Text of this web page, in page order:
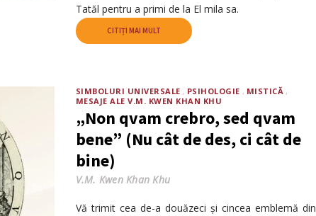
Tatăl pentru a primi de la El mila sa.
CITIȚI MAI MULT
SIMBOLURI UNIVERSALE PSIHOLOGIE
MISTICĂ
MESAJE ALE V.M. KWEN KHAN KHU
„Non qvam crebro, sed qvam
bene” (Nu cât de des, ci cât de
bine)
V.M. Kwen Khan Khu
Vă trimit cea de-a douăzeci și cincea emblemă din